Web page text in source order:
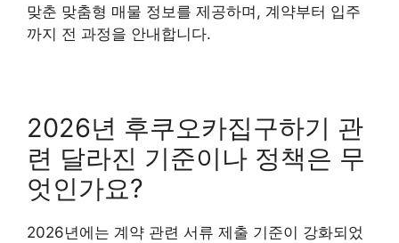
맞춘 맞춤형 매물 정보를 제공하며, 계약부터 입주
까지 전 과정을 안내합니다.
2026년 후쿠오카집구하기 관
련 달라진 기준이나 정책은 무
엇인가요?
2026년에는 계약 관련 서류 제출 기준이 강화되었